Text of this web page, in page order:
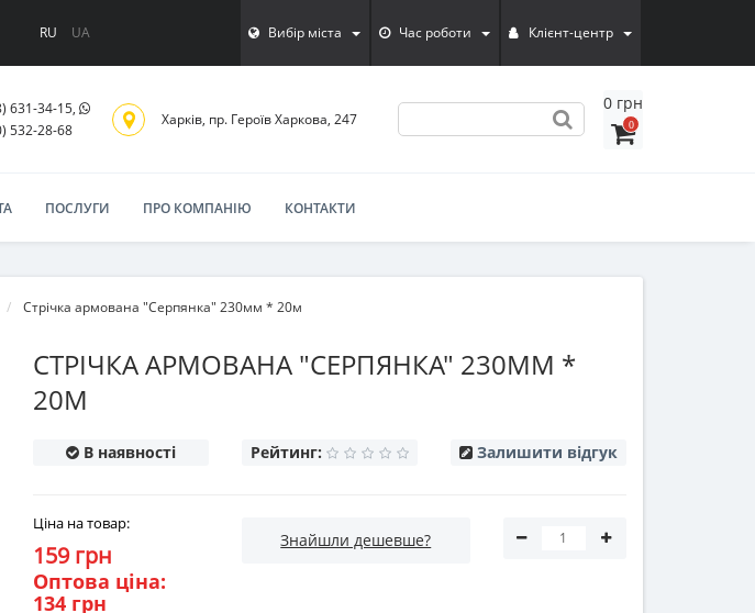
RU UA Вибір міста Час роботи Клієнт-центр
631-34-15,
532-28-68
Харків, пр. Героїв Харкова, 247
0 грн
0
ПОСЛУГИ ПРО КОМПАНІЮ КОНТАКТИ
Стрічка армована "Серпянка" 230мм * 20м
СТРІЧКА АРМОВАНА "СЕРПЯНКА" 230ММ *
20М
В наявності Рейтинг: Залишити відгук
Ціна на товар:
159 грн
Оптова ціна:
134 грн
Знайшли дешевше?